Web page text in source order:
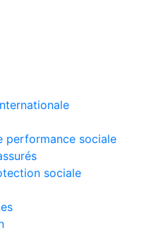
performance sociale
sociale